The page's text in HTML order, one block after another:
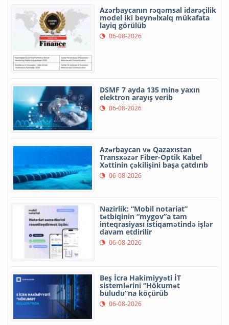
Azərbaycanın rəqəmsal idarəçilik
model iki beynəlxalq mükafata
layiq görülüb
06-08-2026
DSMF 7 ayda 135 minə yaxın
elektron arayış verib
06-08-2026
Azərbaycan və Qazaxıstan
Transxəzər Fiber-Optik Kabel
Xəttinin çəkilişini başa çatdırıb
06-08-2026
Nazirlik: “Mobil notariat”
tətbiqinin “mygov”a tam
inteqrasiyası istiqamətində işlər
davam etdirilir
06-08-2026
Beş İcra Hakimiyyəti İT
sistemlərini “Hökumət
buludu”na köçürüb
06-08-2026